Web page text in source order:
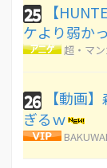
25
【
ケより弱か
超・マ
26
【動画
ぎるｗ